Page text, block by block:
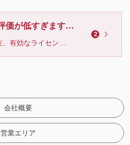
注意：WikiFXでの評価が低すぎます、利用しないでください
このブローカーには現在、有効なライセンスが確認されていません。リスクにご注意下さい！
2
会社概要
営業エリア